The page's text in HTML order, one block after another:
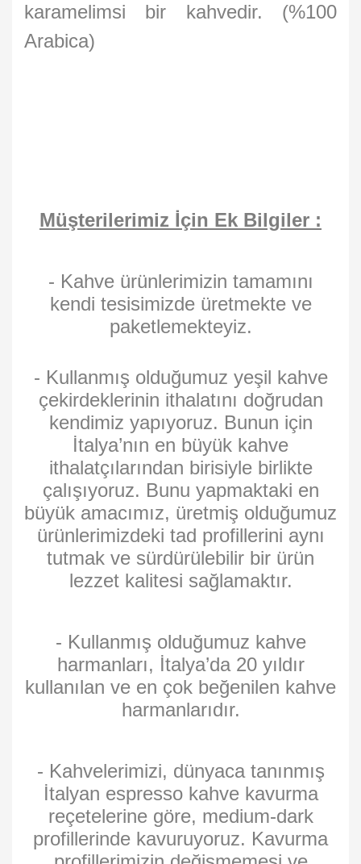
karamelimsi bir kahvedir. (%100
Arabica)
Müşterilerimiz İçin Ek Bilgiler :
- Kahve ürünlerimizin tamamını
kendi tesisimizde üretmekte ve
paketlemekteyiz.
- Kullanmış olduğumuz yeşil kahve
çekirdeklerinin ithalatını doğrudan
kendimiz yapıyoruz. Bunun için
İtalya’nın en büyük kahve
ithalatçılarından birisiyle birlikte
çalışıyoruz. Bunu yapmaktaki en
büyük amacımız, üretmiş olduğumuz
ürünlerimizdeki tad profillerini aynı
tutmak ve sürdürülebilir bir ürün
lezzet kalitesi sağlamaktır.
- Kullanmış olduğumuz kahve
harmanları, İtalya’da 20 yıldır
kullanılan ve en çok beğenilen kahve
harmanlarıdır.
- Kahvelerimizi, dünyaca tanınmış
İtalyan espresso kahve kavurma
reçetelerine göre, medium-dark
profillerinde kavuruyoruz. Kavurma